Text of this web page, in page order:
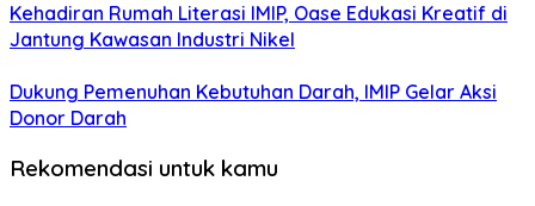
Kehadiran Rumah Literasi IMIP, Oase Edukasi Kreatif di
Jantung Kawasan Industri Nikel
Dukung Pemenuhan Kebutuhan Darah, IMIP Gelar Aksi
Donor Darah
Rekomendasi untuk kamu